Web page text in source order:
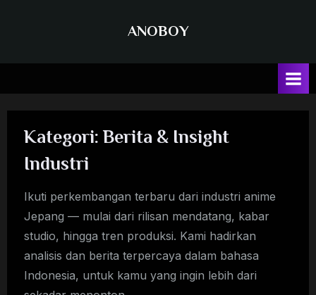
ANOBOY
Kategori: Berita & Insight
Industri
Ikuti perkembangan terbaru dari industri anime
Jepang — mulai dari rilisan mendatang, kabar
studio, hingga tren produksi. Kami hadirkan
analisis dan berita terpercaya dalam bahasa
Indonesia, untuk kamu yang ingin lebih dari